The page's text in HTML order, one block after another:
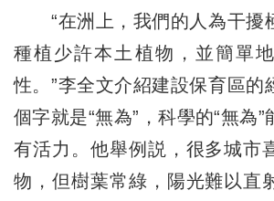
“在洲上，我們的人為干擾
種植少許本土植物，並簡單
性。”李全文介紹建設保育區的
個字就是“無為”，科學的“無為
有活力。他舉例説，很多城市
物，但樹葉常綠，陽光難以直